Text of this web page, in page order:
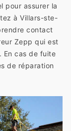
pour assurer la
à Villars-ste-
contact
Zepp qui est
En cas de fuite
de réparation